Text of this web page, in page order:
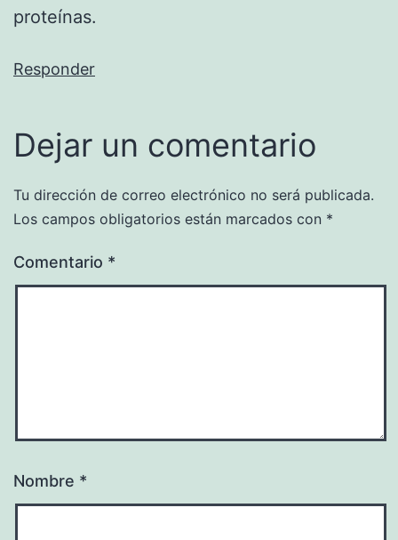
proteínas.
Responder
Dejar un comentario
Tu dirección de correo electrónico no será publicada.
Los campos obligatorios están marcados con *
Comentario *
Nombre *